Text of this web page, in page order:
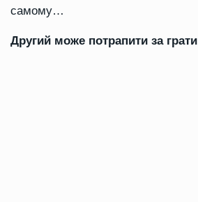
самому…
Другий може потрапити за грати